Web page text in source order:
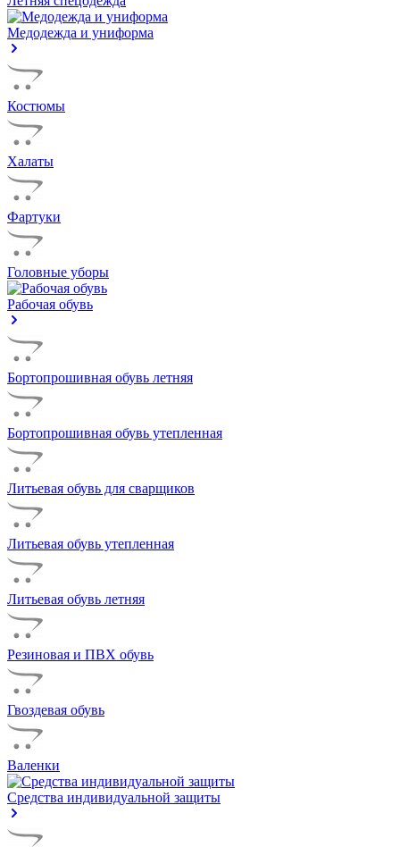
Медодежда и униформа
Костюмы
Халаты
Фартуки
Головные уборы
Рабочая обувь
Бортопрошивная обувь летняя
Бортопрошивная обувь утепленная
Литьевая обувь для сварщиков
Литьевая обувь утепленная
Литьевая обувь летняя
Резиновая и ПВХ обувь
Гвоздевая обувь
Валенки
Средства индивидуальной защиты